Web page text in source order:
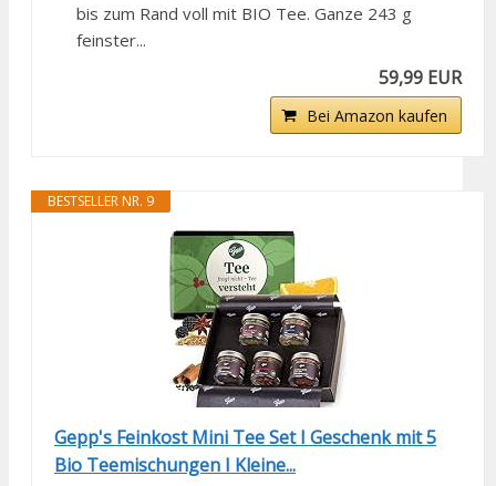
bis zum Rand voll mit BIO Tee. Ganze 243 g
feinster...
59,99 EUR
Bei Amazon kaufen
BESTSELLER NR. 9
Gepp's Feinkost Mini Tee Set I Geschenk mit 5
Bio Teemischungen I Kleine...